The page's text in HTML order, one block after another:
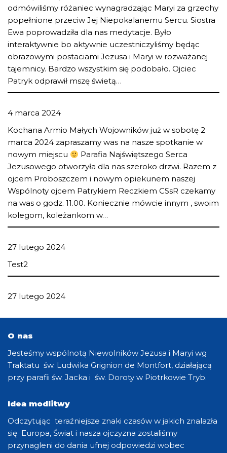
odmówiliśmy różaniec wynagradzając Maryi za grzechy
popełnione przeciw Jej Niepokalanemu Sercu. Siostra
Ewa poprowadziła dla nas medytacje. Było
interaktywnie bo aktywnie uczestniczyliśmy będąc
obrazowymi postaciami Jezusa i Maryi w rozważanej
tajemnicy. Bardzo wszystkim się podobało. Ojciec
Patryk odprawił mszę świetą…
4 marca 2024
Kochana Armio Małych Wojowników już w sobotę 2
marca 2024 zapraszamy was na nasze spotkanie w
nowym miejscu
Parafia Najświętszego Serca
Jezusowego otworzyła dla nas szeroko drzwi. Razem z
ojcem Proboszczem i nowym opiekunem naszej
Wspólnoty ojcem Patrykiem Reczkiem CSsR czekamy
na was o godz. 11.00. Koniecznie mówcie innym , swoim
kolegom, koleżankom w…
27 lutego 2024
Test2
27 lutego 2024
O nas
Jesteśmy wspólnotą Niewolników Jezusa i Maryi wg
Traktatu św. Ludwika Grignion de Montfort, działającą
przy parafii św. Jacka i św. Doroty w Piotrkowie Tryb.
Idea modlitwy
Odczytując teraźniejsze znaki czasów w jakich znalazła
się Europa, Świat i nasza ojczyzna zostaliśmy
przynagleni do dania ufnej odpowiedzi wobec